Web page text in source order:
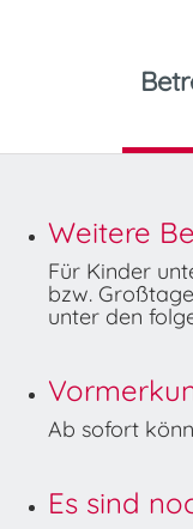
Weitere
Für Kinder
bzw.
unter den
Ab sofort
Es sind